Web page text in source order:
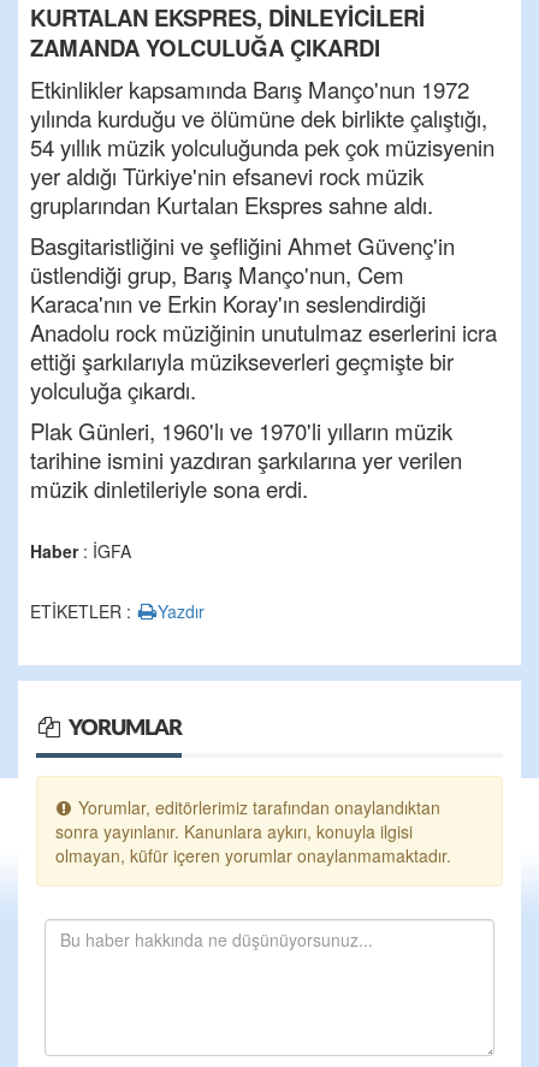
KURTALAN EKSPRES, DİNLEYİCİLERİ
ZAMANDA YOLCULUĞA ÇIKARDI
Etkinlikler kapsamında Barış Manço'nun 1972
yılında kurduğu ve ölümüne dek birlikte çalıştığı,
54 yıllık müzik yolculuğunda pek çok müzisyenin
yer aldığı Türkiye'nin efsanevi rock müzik
gruplarından Kurtalan Ekspres sahne aldı.
Basgitaristliğini ve şefliğini Ahmet Güvenç'in
üstlendiği grup, Barış Manço'nun, Cem
Karaca'nın ve Erkin Koray'ın seslendirdiği
Anadolu rock müziğinin unutulmaz eserlerini icra
ettiği şarkılarıyla müzikseverleri geçmişte bir
yolculuğa çıkardı.
Plak Günleri, 1960'lı ve 1970'li yılların müzik
tarihine ismini yazdıran şarkılarına yer verilen
müzik dinletileriyle sona erdi.
Haber: İGFA
ETİKETLER : Yazdır
YORUMLAR
Yorumlar, editörlerimiz tarafından onaylandıktan
sonra yayınlanır. Kanunlara aykırı, konuyla ilgisi
olmayan, küfür içeren yorumlar onaylanmamaktadır.